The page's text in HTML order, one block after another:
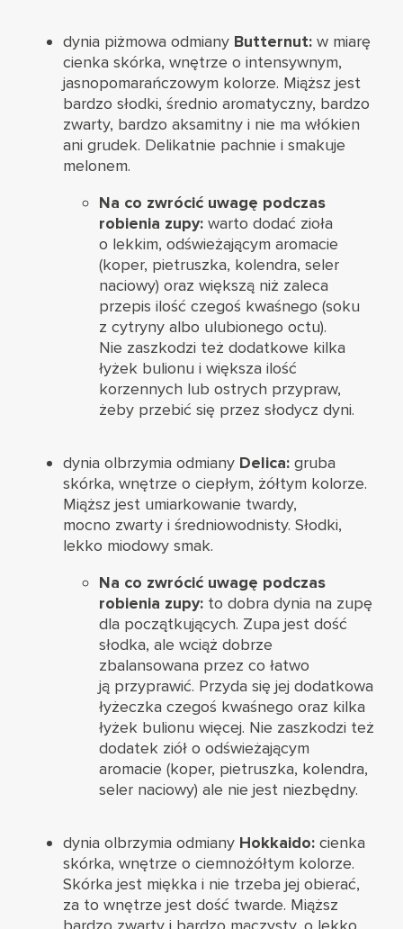
dynia piżmowa odmiany Butternut: w miarę
cienka skórka, wnętrze o intensywnym,
jasnopomarańczowym kolorze. Miąższ jest
bardzo słodki, średnio aromatyczny, bardzo
zwarty, bardzo aksamitny i nie ma włókien
ani grudek. Delikatnie pachnie i smakuje
melonem.
Na co zwrócić uwagę podczas
robienia zupy: warto dodać zioła
o lekkim, odświeżającym aromacie
(koper, pietruszka, kolendra, seler
naciowy) oraz większą niż zaleca
przepis ilość czegoś kwaśnego (soku
z cytryny albo ulubionego octu).
Nie zaszkodzi też dodatkowe kilka
łyżek bulionu i większa ilość
korzennych lub ostrych przypraw,
żeby przebić się przez słodycz dyni.
dynia olbrzymia odmiany Delica: gruba
skórka, wnętrze o ciepłym, żółtym kolorze.
Miąższ jest umiarkowanie twardy,
mocno zwarty i średniowodnisty. Słodki,
lekko miodowy smak.
Na co zwrócić uwagę podczas
robienia zupy: to dobra dynia na zupę
dla początkujących. Zupa jest dość
słodka, ale wciąż dobrze
zbalansowana przez co łatwo
ją przyprawić. Przyda się jej dodatkowa
łyżeczka czegoś kwaśnego oraz kilka
łyżek bulionu więcej. Nie zaszkodzi też
dodatek ziół o odświeżającym
aromacie (koper, pietruszka, kolendra,
seler naciowy) ale nie jest niezbędny.
dynia olbrzymia odmiany Hokkaido: cienka
skórka, wnętrze o ciemnożółtym kolorze.
Skórka jest miękka i nie trzeba jej obierać,
za to wnętrze jest dość twarde. Miąższ